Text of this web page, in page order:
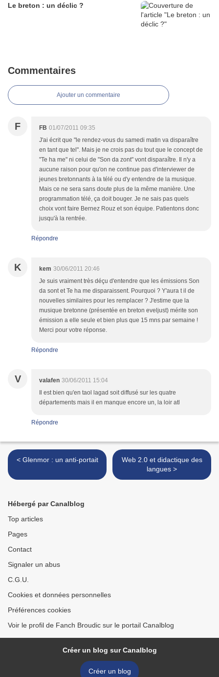
Le breton : un déclic ?
Commentaires
Ajouter un commentaire
F FB 01/07/2011 09:35
J'ai écrit que "le rendez-vous du samedi matin va disparaître
en tant que tel". Mais je ne crois pas du tout que le concept de
"Te ha me" ni celui de "Son da zont" vont disparaître. Il n'y a
aucune raison pour qu'on ne continue pas d'interviewer de
jeunes bretonnants à la télé ou d'y entendre de la musique.
Mais ce ne sera sans doute plus de la même manière. Une
programmation télé, ça doit bouger. Je ne sais pas quels
choix vont faire Bernez Rouz et son équipe. Patientons donc
jusqu'à la rentrée.
Répondre
K kem 30/06/2011 20:46
Je suis vraiment très déçu d'entendre que les émissions Son
da sont et Te ha me disparaissent. Pourquoi ? Y'aura t il de
nouvelles similaires pour les remplacer ? J'estime que la
musique bretonne (présentée en breton eveljust) mérite son
émission a elle seule et bien plus que 15 mns par semaine !
Merci pour votre réponse.
Répondre
V valafen 30/06/2011 15:04
Il est bien qu'en taol lagad soit diffusé sur les quatre
départements mais il en manque encore un, la loir atl
Répondre
< Glenmor : un anti-portait
Web 2.0 et didactique des
langues >
Hébergé par Canalblog
Top articles
Pages
Contact
Signaler un abus
C.G.U.
Cookies et données personnelles
Préférences cookies
Voir le profil de Fanch Broudic sur le portail Canalblog
Créer un blog sur Canalblog
Créer un blog